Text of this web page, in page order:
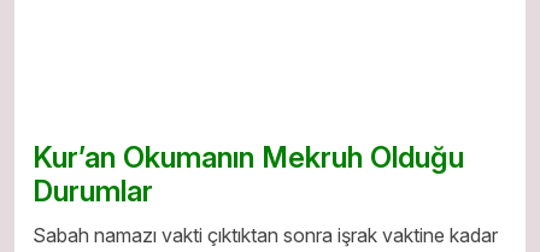
Kur’an Okumanın Mekruh Olduğu
Durumlar
Sabah namazı vakti çıktıktan sonra işrak vaktine kadar